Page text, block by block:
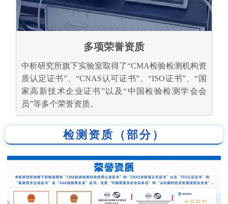
多项荣誉资质
中析研究所旗下实验室取得了“CMA检验检测机构资
质认定证书”、“CNAS认可证书”、“ISO证书”、“国
家高新技术企业证书”以及“中国检验检测学会会
员”等多个荣誉资质。
检测资质（部分）